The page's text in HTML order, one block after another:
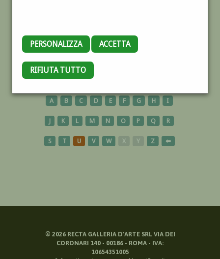
PERSONALIZZA ACCETTA
RIFIUTA TUTTO
USA
A B C D E F G H I
J K L M N O P Q R
S T U V W X Y Z ⬅
© 2026RECTA GALLERIA D'ARTE SRL VIA DEI
CORONARI 140 - 00186 - ROMA - IVA:
10654351005